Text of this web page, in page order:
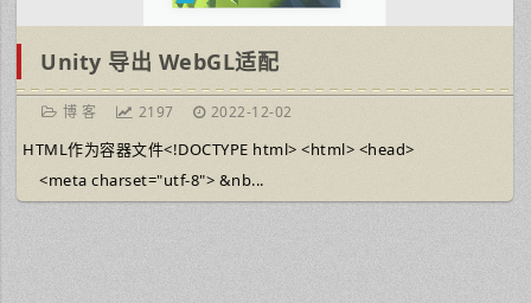
Unity 导出 WebGL适配
博 客 2197 2022-12-02
HTML作为容器文件<!DOCTYPE html> <html> <head>
<meta charset="utf-8"> &nb...